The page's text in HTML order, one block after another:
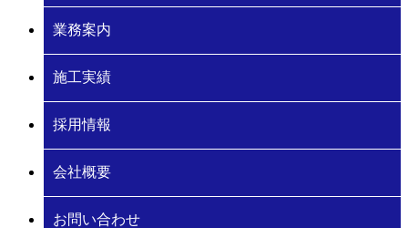
業務案内
施工実績
採用情報
会社概要
お問い合わせ